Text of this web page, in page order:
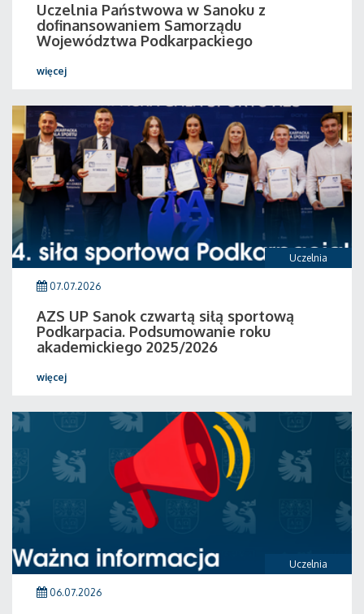
Uczelnia Państwowa w Sanoku z
dofinansowaniem Samorządu
Województwa Podkarpackiego
więcej
Uczelnia
07.07.2026
AZS UP Sanok czwartą siłą sportową
Podkarpacia. Podsumowanie roku
akademickiego 2025/2026
więcej
Uczelnia
06.07.2026